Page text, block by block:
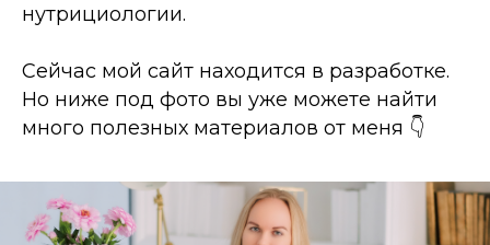
нутрициологии.
Сейчас мой сайт находится в разработке.
Но ниже под фото вы уже можете найти
много полезных материалов от меня 👇